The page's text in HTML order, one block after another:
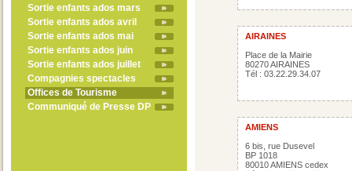
Sortie enfants ados mars
Sortie enfants ados avril
Sortie enfants ados mai
Sortie enfants ados juin
Sortie enfants ados juillet
Compagnies spectacles
Offices de Tourisme
Communiqué de Presse DP
AIRAINES
Place de la Mairie
80270 AIRAINES
Tél : 03.22.29.34.07
AMIENS
6 bis, rue Dusevel
BP 1018
80010 AMIENS cedex